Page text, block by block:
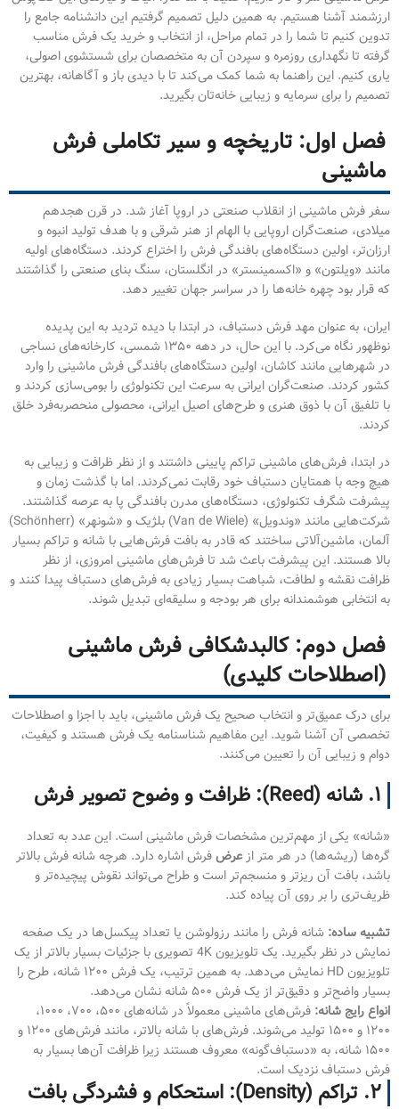
ارزشمند آشنا هستیم. به همین دلیل تصمیم گرفتیم این دانشنامه جامع را
تدوین کنیم تا شما را در تمام مراحل، از انتخاب و خرید یک فرش مناسب
گرفته تا نگهداری روزمره و سپردن آن به متخصصان برای شستشوی اصولی،
یاری کنیم. این راهنما به شما کمک می‌کند تا با دیدی باز و آگاهانه، بهترین
تصمیم را برای سرمایه و زیبایی خانه‌تان بگیرید.
فصل اول: تاریخچه و سیر تکاملی فرش
ماشینی
سفر فرش ماشینی از انقلاب صنعتی در اروپا آغاز شد. در قرن هجدهم
میلادی، صنعت‌گران اروپایی با الهام از هنر شرقی و با هدف تولید انبوه و
ارزان‌تر، اولین دستگاه‌های بافندگی فرش را اختراع کردند. دستگاه‌های اولیه
مانند «ویلتون» و «اکسمینستر» در انگلستان، سنگ بنای صنعتی را گذاشتند
که قرار بود چهره خانه‌ها را در سراسر جهان تغییر دهد.
ایران، به عنوان مهد فرش دستباف، در ابتدا با دیده تردید به این پدیده
نوظهور نگاه می‌کرد. با این حال، در دهه ۱۳۵۰ شمسی، کارخانه‌های نساجی
در شهرهایی مانند کاشان، اولین دستگاه‌های بافندگی فرش ماشینی را وارد
کشور کردند. صنعت‌گران ایرانی به سرعت این تکنولوژی را بومی‌سازی کردند و
با تلفیق آن با ذوق هنری و طرح‌های اصیل ایرانی، محصولی منحصربه‌فرد خلق
کردند.
در ابتدا، فرش‌های ماشینی تراکم پایینی داشتند و از نظر ظرافت و زیبایی به
هیچ وجه با همتایان دستباف خود رقابت نمی‌کردند. اما با گذشت زمان و
پیشرفت شگرف تکنولوژی، دستگاه‌های مدرن بافندگی پا به عرصه گذاشتند.
شرکت‌هایی مانند «وندویل» (Van de Wiele) بلژیک و «شونهر» (Schönherr)
آلمان، ماشین‌آلاتی ساختند که قادر به بافت فرش‌هایی با شانه و تراکم بسیار
بالا هستند. این پیشرفت باعث شد تا فرش‌های ماشینی امروزی، از نظر
ظرافت نقشه و لطافت، شباهت بسیار زیادی به فرش‌های دستباف پیدا کنند و
به انتخابی هوشمندانه برای هر بودجه و سلیقه‌ای تبدیل شوند.
فصل دوم: کالبدشکافی فرش ماشینی
(اصطلاحات کلیدی)
برای درک عمیق‌تر و انتخاب صحیح یک فرش ماشینی، باید با اجزا و اصطلاحات
تخصصی آن آشنا شوید. این مفاهیم شناسنامه یک فرش هستند و کیفیت،
دوام و زیبایی آن را تعیین می‌کنند.
۱. شانه (Reed): ظرافت و وضوح تصویر فرش
«شانه» یکی از مهم‌ترین مشخصات فرش ماشینی است. این عدد به تعداد
گره‌ها (ریشه‌ها) در هر متر از عرضفرش اشاره دارد. هرچه شانه فرش بالاتر
باشد، بافت آن ریزتر و منسجم‌تر است و طراح می‌تواند نقوش پیچیده‌تر و
ظریف‌تری را بر روی آن پیاده کند.
تشبیه ساده: شانه فرش را مانند رزولوشن یا تعداد پیکسل‌ها در یک صفحه
نمایش در نظر بگیرید. یک تلویزیون 4K تصویری با جزئیات بسیار بالاتر از یک
تلویزیون HD نمایش می‌دهد. به همین ترتیب، یک فرش ۱۲۰۰ شانه، طرح را
بسیار واضح‌تر و دقیق‌تر از یک فرش ۵۰۰ شانه نشان می‌دهد.
انواع رایج شانه:
فرش‌های ماشینی معمولاً در شانه‌های ۵۰۰، ۷۰۰، ۱۰۰۰،
۱۲۰۰ و ۱۵۰۰ تولید می‌شوند. فرش‌های با شانه بالاتر، مانند فرش‌های ۱۲۰۰ و
۱۵۰۰ شانه، به «دستباف‌گونه» معروف هستند زیرا ظرافت آن‌ها بسیار به
فرش دستباف نزدیک است.
۲. تراکم (Density): استحکام و فشردگی بافت